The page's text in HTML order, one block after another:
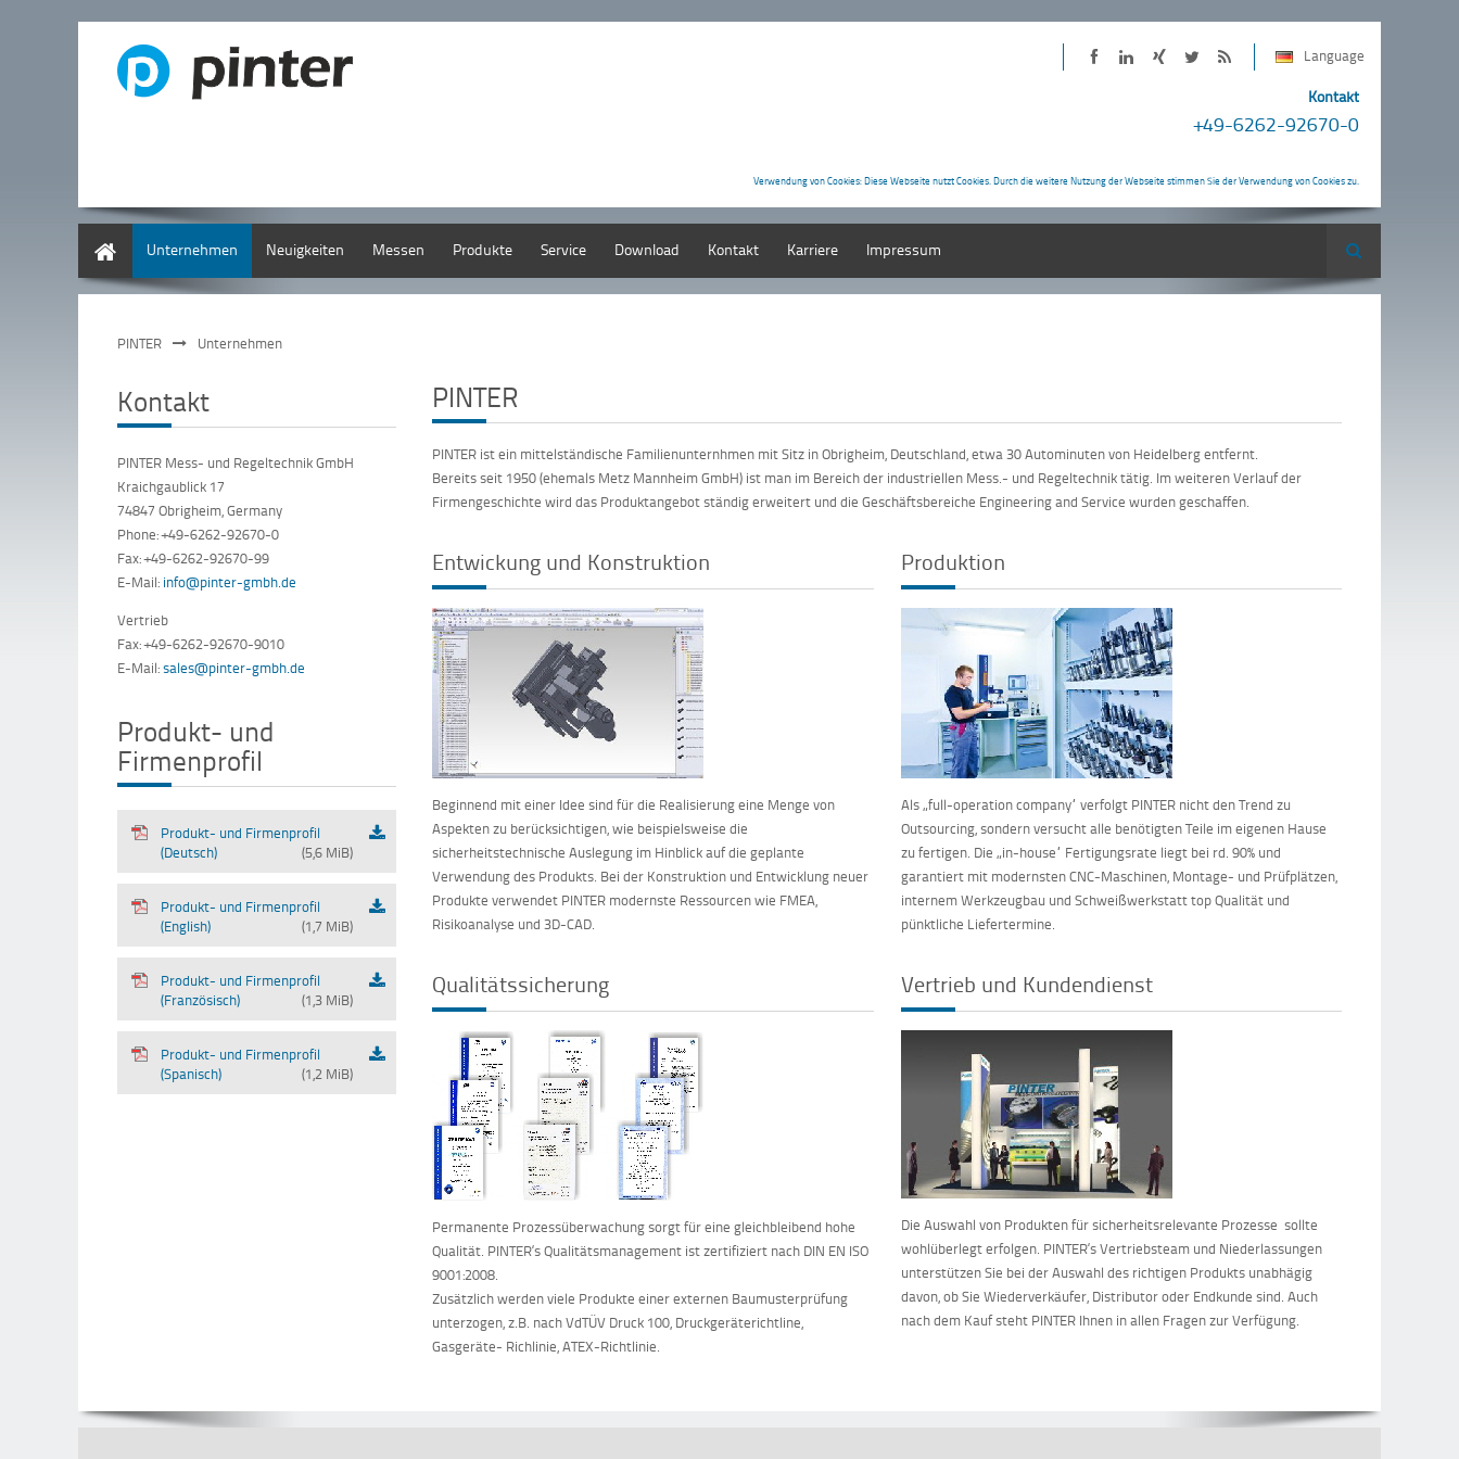
Language
beiNeuigkeiten
RSS-
Feed
Kontakt
+49-6262-92670-0
Verwendung von Cookies: Diese Webseite nutzt Cookies. Durch die weitere Nutzung der Webseite stimmen Sie der Verwendung von Cookies zu.
Unternehmen Neuigkeiten Messen Produkte Service Download Kontakt Karriere Impressum Suche
PINTER Unternehmen
PINTER
PINTER ist ein mittelständische Familienunternhmen mit Sitz in Obrigheim, Deutschland, etwa 30 Autominuten von Heidelberg entfernt.
Bereits seit 1950 (ehemals Metz Mannheim GmbH) ist man im Bereich der industriellen Mess.- und Regeltechnik tätig. Im weiteren Verlauf der
Firmengeschichte wird das Produktangebot ständig erweitert und die Geschäftsbereiche Engineering and Service wurden geschaffen.
Entwickung und Konstruktion
Beginnend mit einer Idee sind für die Realisierung eine Menge von
Aspekten zu berücksichtigen, wie beispielsweise die
sicherheitstechnische Auslegung im Hinblick auf die geplante
Verwendung des Produkts. Bei der Konstruktion und Entwicklung neuer
Produkte verwendet PINTER modernste Ressourcen wie FMEA,
Risikoanalyse und 3D-CAD.
Produktion
Als „full-operation company“ verfolgt PINTER nicht den Trend zu
Outsourcing, sondern versucht alle benötigten Teile im eigenen Hause
zu fertigen. Die „in-house“ Fertigungsrate liegt bei rd. 90% und
garantiert mit modernsten CNC-Maschinen, Montage- und Prüfplätzen,
internem Werkzeugbau und Schweißwerkstatt top Qualität und
pünktliche Liefertermine.
Qualitätssicherung
Permanente Prozessüberwachung sorgt für eine gleichbleibend hohe
Qualität. PINTER‘s Qualitätsmanagement ist zertifiziert nach DIN EN ISO
9001:2008.
Zusätzlich werden viele Produkte einer externen Baumusterprüfung
unterzogen, z.B. nach VdTÜV Druck 100, Druckgeräterichtline,
Gasgeräte- Richlinie, ATEX-Richtlinie.
Vertrieb und Kundendienst
Die Auswahl von Produkten für sicherheitsrelevante Prozesse sollte
wohlüberlegt erfolgen. PINTER‘s Vertriebsteam und Niederlassungen
unterstützen Sie bei der Auswahl des richtigen Produkts unabhägig
davon, ob Sie Wiederverkäufer, Distributor oder Endkunde sind. Auch
nach dem Kauf steht PINTER Ihnen in allen Fragen zur Verfügung.
Kontakt
PINTER Mess- und Regeltechnik GmbH
Kraichgaublick 17
74847 Obrigheim, Germany
Phone: +49-6262-92670-0
Fax: +49-6262-92670-99
E-Mail: info@pinter-gmbh.de
Vertrieb
Fax: +49-6262-92670-9010
E-Mail:sales@pinter-gmbh.de
Produkt- und
Firmenprofil
Produkt- und Firmenprofil
(Deutsch)
(5,6 MiB)
Produkt- und Firmenprofil
(English)
(1,7 MiB)
Produkt- und Firmenprofil
(Französisch)
(1,3 MiB)
Produkt- und Firmenprofil
(Spanisch)
(1,2 MiB)